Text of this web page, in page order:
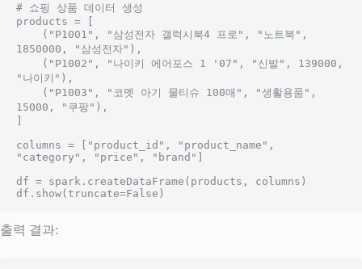
# 쇼핑 상품 데이터 생성
products = [
1850000, "삼성전자"),
"나이키"),
15000, "쿠팡"),
columns = ["product_id", "product_name",
"category", "price", "brand"]
df = spark.createDataFrame(products, columns)
df.show(truncate=False)
출력 결과: